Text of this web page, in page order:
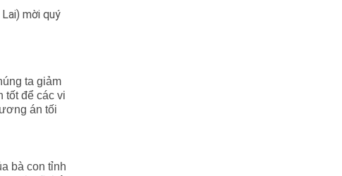
Lai) mời quý
ta giảm
tốt để các vi
án tối
bà con tỉnh